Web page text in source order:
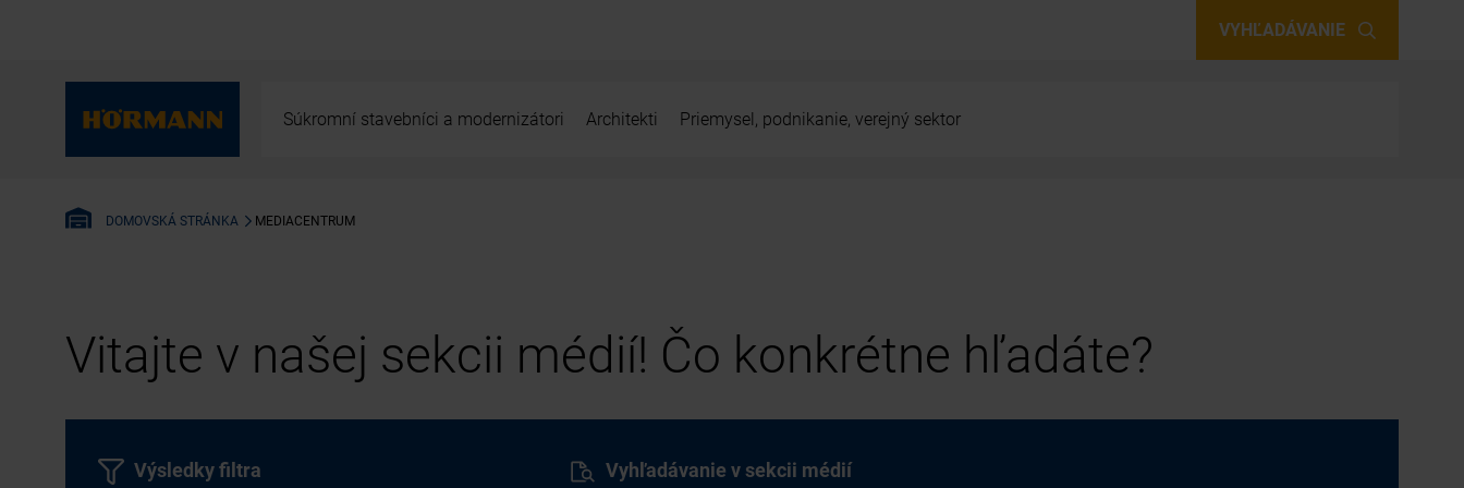
VYHĽADÁVANIE
Súkromní stavebníci a modernizátori Architekti Priemysel, podnikanie, verejný sektor
DOMOVSKÁ STRÁNKA MEDIACENTRUM
Vitajte v našej sekcii médií! Čo konkrétne hľadáte?
Vyhľadávanie v sekcii médií
Výsledky filtra